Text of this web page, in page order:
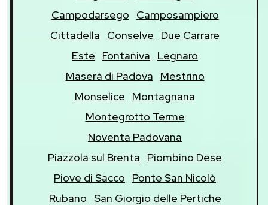
Campodarsego
Camposampiero
Cittadella
Conselve
Due Carrare
Este
Fontaniva
Legnaro
Maserà di Padova
Mestrino
Monselice
Montagnana
Montegrotto Terme
Noventa Padovana
Piazzola sul Brenta
Piombino Dese
Piove di Sacco
Ponte San Nicolò
Rubano San Giorgio delle Pertiche